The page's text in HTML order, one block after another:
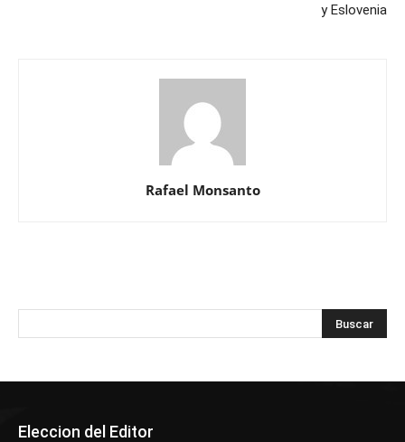
y Eslovenia
Rafael Monsanto
Eleccion del Editor